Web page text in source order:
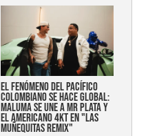
EL FENÓMENO DEL PACÍFICO
COLOMBIANO SE HACE GLOBAL:
MALUMA SE UNE A MR PLATA Y
EL AMERICANO 4KT EN "LAS
MUÑEQUITAS REMIX"